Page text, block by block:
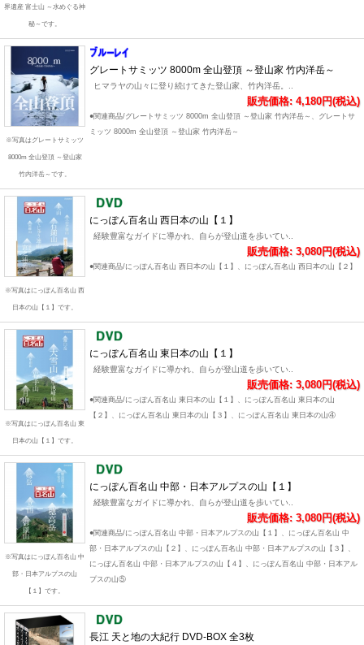
界遺産 富士山 ～水めぐる神
秘～です。
※写真はグレートサミッツ
8000m 全山登頂 ～登山家
竹内洋岳～です。
グレートサミッツ 8000m 全山登頂 ～登山家 竹内洋岳～
ヒマラヤの山々に登り続けてきた登山家、竹内洋岳。..
販売価格: 4,180円(税込)
●関連商品/グレートサミッツ 8000m 全山登頂 ～登山家 竹内洋岳～、グレートサ
ミッツ 8000m 全山登頂 ～登山家 竹内洋岳～
※写真はにっぽん百名山 西
日本の山【１】です。
にっぽん百名山 西日本の山【１】
経験豊富なガイドに導かれ、自らが登山道を歩いてい..
販売価格: 3,080円(税込)
●関連商品/にっぽん百名山 西日本の山【１】、にっぽん百名山 西日本の山【２】
※写真はにっぽん百名山 東
日本の山【１】です。
にっぽん百名山 東日本の山【１】
経験豊富なガイドに導かれ、自らが登山道を歩いてい..
販売価格: 3,080円(税込)
●関連商品/にっぽん百名山 東日本の山【１】、にっぽん百名山 東日本の山
【２】、にっぽん百名山 東日本の山【３】、にっぽん百名山 東日本の山④
※写真はにっぽん百名山 中
部・日本アルプスの山
【１】です。
にっぽん百名山 中部・日本アルプスの山【１】
経験豊富なガイドに導かれ、自らが登山道を歩いてい..
販売価格: 3,080円(税込)
●関連商品/にっぽん百名山 中部・日本アルプスの山【１】、にっぽん百名山 中
部・日本アルプスの山【２】、にっぽん百名山 中部・日本アルプスの山【３】、
にっぽん百名山 中部・日本アルプスの山【４】、にっぽん百名山 中部・日本アル
プスの山⑤
長江 天と地の大紀行 DVD-BOX 全3枚